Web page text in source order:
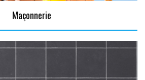
Maçonnerie